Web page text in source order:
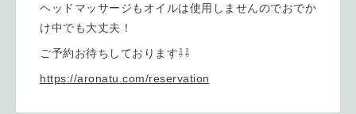
ヘッドマッサージもオイルは使用しませんのでおでか
け中でも大丈夫！
ご予約お待ちしております⇩⇩
https://aronatu.com/reservation